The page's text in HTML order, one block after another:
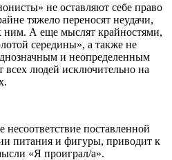
не оставляют себе право
тяжело переносят неудачи,
ним. А еще мыслят крайностями,
середины», а также не
и неопределенным
всех людей исключительно на
поставленной
питания и фигуры, приводит к
«Я проиграл/а».